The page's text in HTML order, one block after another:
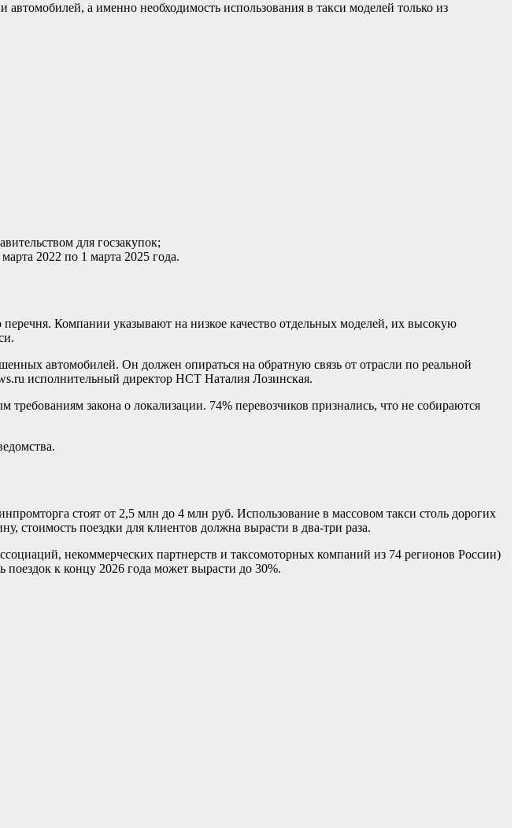
а именно необходимость использования в такси моделей только из
для госзакупок;
2022 по 1 марта 2025 года.
Компании указывают на низкое качество отдельных моделей, их высокую
автомобилей. Он должен опираться на обратную связь от отрасли по реальной
исполнительный директор НСТ Наталия Лозинская.
закона о локализации. 74% перевозчиков признались, что не собираются
стоят от 2,5 млн до 4 млн руб. Использование в массовом такси столь дорогих
стоимость поездки для клиентов должна вырасти в два-три раза.
некоммерческих партнерств и таксомоторных компаний из 74 регионов России)
поездок к концу 2026 года может вырасти до 30%.